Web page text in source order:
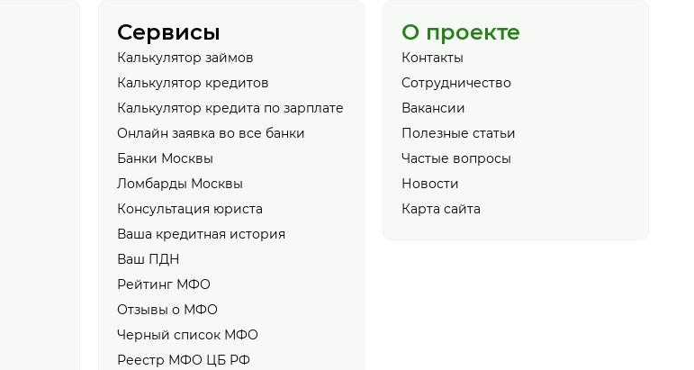
Сервисы
Калькулятор займов
Калькулятор кредитов
Калькулятор кредита по зарплате
Онлайн заявка во все банки
Банки Москвы
Ломбарды Москвы
Консультация юриста
Ваша кредитная история
Ваш ПДН
Рейтинг МФО
Отзывы о МФО
Черный список МФО
Реестр МФО ЦБ РФ
О проекте
Контакты
Сотрудничество
Вакансии
Полезные статьи
Частые вопросы
Новости
Карта сайта